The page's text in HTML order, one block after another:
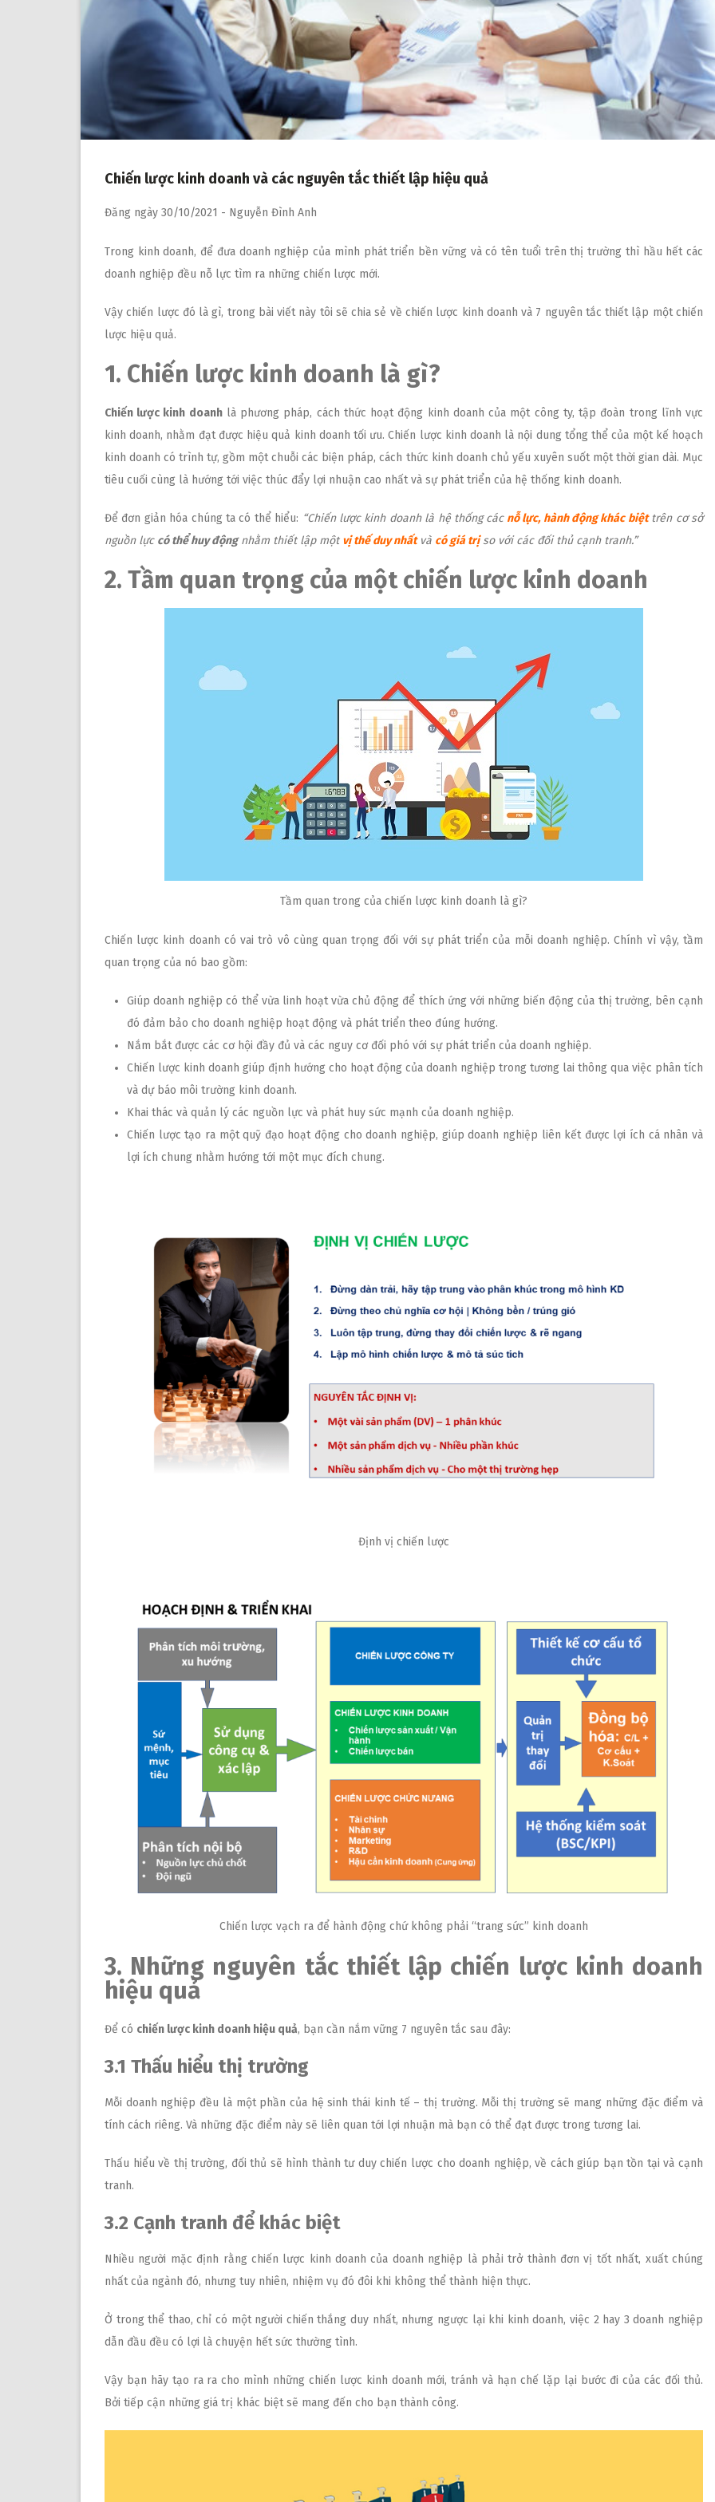
Chiến lược kinh doanh và các nguyên tắc thiết lập hiệu quả
Đăng ngày 30/10/2021 - Nguyễn Đình Anh
Trong kinh doanh, để đưa doanh nghiệp của mình phát triển bền vững và có tên tuổi trên thị trường thì hầu hết các
doanh nghiệp đều nỗ lực tìm ra những chiến lược mới.
Vậy chiến lược đó là gì, trong bài viết này tôi sẽ chia sẻ vềchiến lược kinh doanh và 7 nguyên tắc thiết lập một chiến
lược hiệu quả.
1. Chiến lược kinh doanh là gì?
Chiến lược kinh doanhlà phương pháp, cách thức hoạt động kinh doanh của một công ty, tập đoàn trong lĩnh vực
kinh doanh, nhằm đạt được hiệu quả kinh doanh tối ưu. Chiến lược kinh doanh là nội dung tổng thể của một kế hoạch
kinh doanh có trình tự, gồm một chuỗi các biện pháp, cách thức kinh doanh chủ yếu xuyên suốt một thời gian dài. Mục
tiêu cuối cùng là hướng tới việc thúc đẩy lợi nhuận cao nhất và sự phát triển của hệ thống kinh doanh.
Để đơn giản hóa chúng ta có thể hiểu: “Chiến lược kinh doanh là hệ thống cácnỗ lực, hành động khác biệttrên cơ sở
nguồn lực có thể huy độngnhằm thiết lập một vị thế duy nhấtvà có giá trị so với các đối thủ cạnh tranh.”
2. Tầm quan trọng của một chiến lược kinh doanh
Tầm quan trong của chiến lược kinh doanh là gì?
Chiến lược kinh doanh có vai trò vô cùng quan trọng đối với sự phát triển của mỗi doanh nghiệp. Chính vì vậy, tầm
quan trọng của nó bao gồm:
Giúp doanh nghiệp có thể vừa linh hoạt vừa chủ động để thích ứng với những biến động của thị trường, bên cạnh
đó đảm bảo cho doanh nghiệp hoạt động và phát triển theo đúng hướng.
Nắm bắt được các cơ hội đầy đủ và các nguy cơ đối phó với sự phát triển của doanh nghiệp.
Chiến lược kinh doanh giúp định hướng cho hoạt động của doanh nghiệp trong tương lai thông qua việc phân tích
và dự báo môi trường kinh doanh.
Khai thác và quản lý các nguồn lực và phát huy sức mạnh của doanh nghiệp.
Chiến lược tạo ra một quỹ đạo hoạt động cho doanh nghiệp, giúp doanh nghiệp liên kết được lợi ích cá nhân và
lợi ích chung nhằm hướng tới một mục đích chung.
Định vị chiến lược
Chiến lược vạch ra để hành động chứ không phải “trang sức” kinh doanh
3. Những nguyên tắc thiết lập chiến lược kinh doanh
hiệu quả
Để có chiến lược kinh doanh hiệu quả, bạn cần nắm vững 7 nguyên tắc sau đây:
3.1 Thấu hiểu thị trường
Mỗi doanh nghiệp đều là một phần của hệ sinh thái kinh tế – thị trường. Mỗi thị trường sẽ mang những đặc điểm và
tính cách riêng. Và những đặc điểm này sẽ liên quan tới lợi nhuận mà bạn có thể đạt được trong tương lai.
Thấu hiểu về thị trường, đối thủ sẽ hình thành tư duy chiến lược cho doanh nghiệp, về cách giúp bạn tồn tại và cạnh
tranh.
3.2 Cạnh tranh để khác biệt
Nhiều người mặc định rằng chiến lược kinh doanh của doanh nghiệp là phải trở thành đơn vị tốt nhất, xuất chúng
nhất của ngành đó, nhưng tuy nhiên, nhiệm vụ đó đôi khi không thể thành hiện thực.
Ở trong thể thao, chỉ có một người chiến thắng duy nhất, nhưng ngược lại khi kinh doanh, việc 2 hay 3 doanh nghiệp
dẫn đầu đều có lợi là chuyện hết sức thường tình.
Vậy bạn hãy tạo ra ra cho mình những chiến lược kinh doanh mới, tránh và hạn chế lặp lại bước đi của các đối thủ.
Bởi tiếp cận những giá trị khác biệt sẽ mang đến cho bạn thành công.